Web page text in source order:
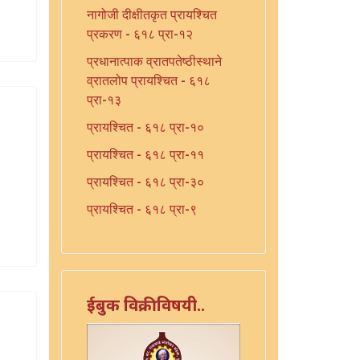
नागोजी दीक्षीतकृत प्रायश्चित
प्रकरण - ६१८ प्रा-१२
प्रधानात्पाक व्रातपतेष्ठीस्थाने
व्रातलोप प्रायश्चित - ६१८
प्रा-१३
प्रायश्चित - ६१८ प्रा-१०
प्रायश्चित - ६१८ प्रा-११
प्रायश्चित - ६१८ प्रा-३०
प्रायश्चित - ६१८ प्रा-९
६१८ प्रा-३३
६१८ प्रा-३३
प्रायश्चित विधि - ६१८ प्रा-४
ईबुक विक्रीविषयी..